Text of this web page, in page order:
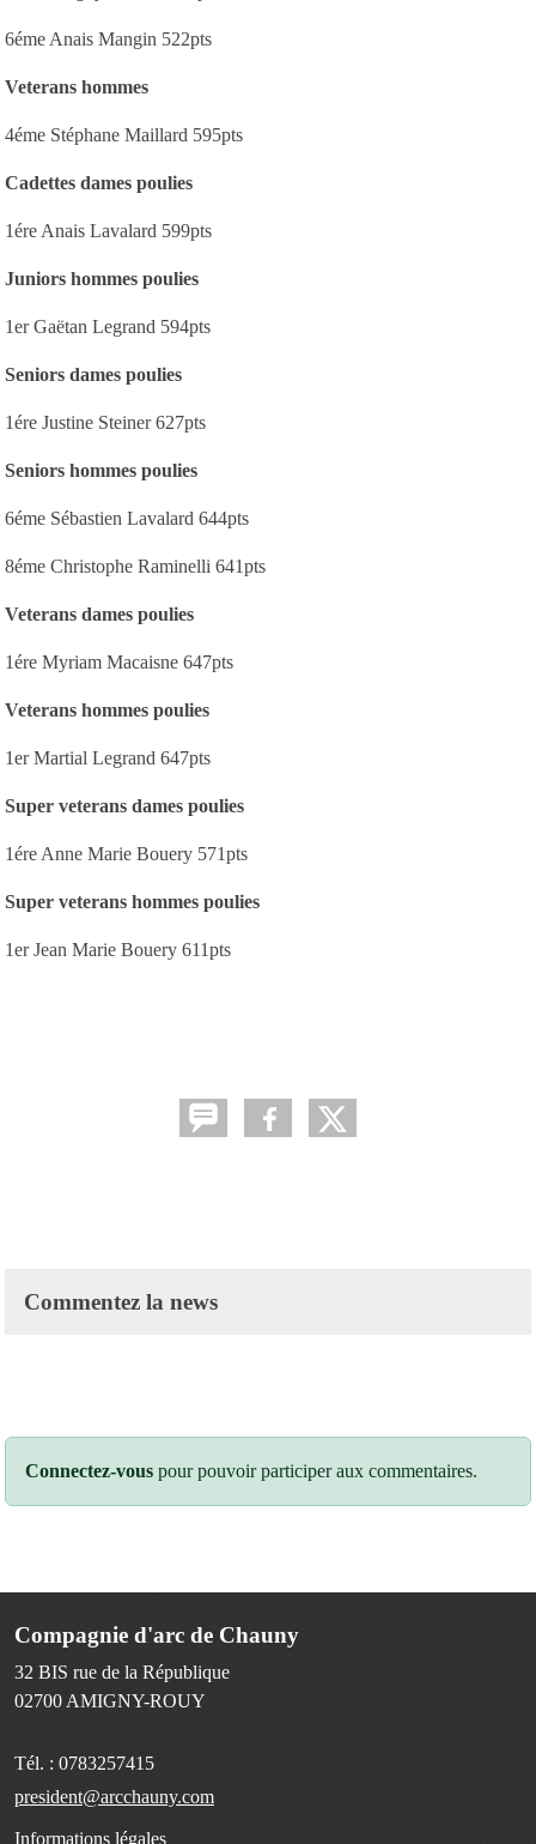
6éme Anais Mangin 522pts
Veterans hommes
4éme Stéphane Maillard 595pts
Cadettes dames poulies
1ére Anais Lavalard 599pts
Juniors hommes poulies
1er Gaëtan Legrand 594pts
Seniors dames poulies
1ére Justine Steiner 627pts
Seniors hommes poulies
6éme Sébastien Lavalard 644pts
8éme Christophe Raminelli 641pts
Veterans dames poulies
1ére Myriam Macaisne 647pts
Veterans hommes poulies
1er Martial Legrand 647pts
Super veterans dames poulies
1ére Anne Marie Bouery 571pts
Super veterans hommes poulies
1er Jean Marie Bouery 611pts
Commentez la news
Connectez-vous pour pouvoir participer aux commentaires.
Compagnie d'arc de Chauny
32 BIS rue de la République
02700 AMIGNY-ROUY
Tél. : 0783257415
president@arcchauny.com
Informations légales